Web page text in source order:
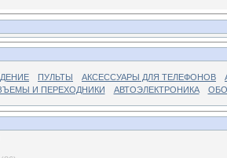
ПУЛЬТЫ АКСЕССУАРЫ ДЛЯ ТЕЛЕФОНОВ
И ПЕРЕХОДНИКИ АВТОЭЛЕКТРОНИКА